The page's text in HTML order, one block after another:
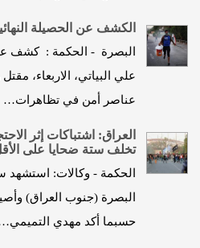
الكشف عن الحصيلة
البصرة - الحكمة : كشف
عناصر أمن في تظاهرات…
العراق: اشتباكات إثر
تخلف ستة ضحايا على
الحكمة - وكالات: استشهد
البصرة (جنوب العراق)
حسبما أكد مهدي